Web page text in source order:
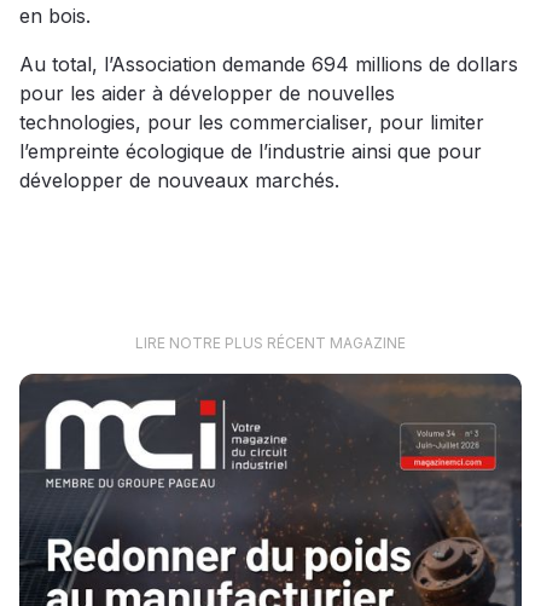
en bois.
Au total, l’Association demande 694 millions de dollars
pour les aider à développer de nouvelles
technologies, pour les commercialiser, pour limiter
l’empreinte écologique de l’industrie ainsi que pour
développer de nouveaux marchés.
LIRE NOTRE PLUS RÉCENT MAGAZINE